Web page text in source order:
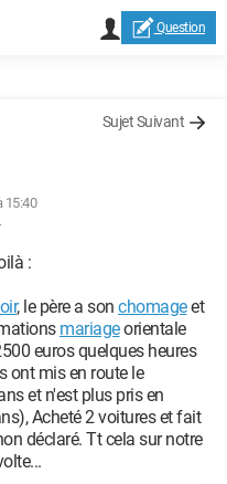
Question
Sujet Suivant
15:40
:
, le père a son chomageet
mariageorientale
euros quelques heures
ont mis en route le
et n'est plus pris en
Acheté 2 voitures et fait
déclaré. Tt cela sur notre